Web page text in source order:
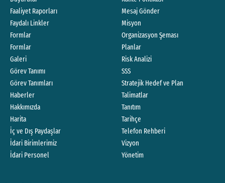
Faaliyet Raporları
Faydalı Linkler
Formlar
Formlar
Galeri
Görev Tanımı
Görev Tanımları
Haberler
Hakkımızda
Harita
İç ve Dış Paydaşlar
İdari Birimlerimiz
İdari Personel
Mesaj Gönder
Misyon
Organizasyon Şeması
Planlar
Risk Analizi
SSS
Stratejik Hedef ve Plan
Talimatlar
Tanıtım
Tarihçe
Telefon Rehberi
Vizyon
Yönetim